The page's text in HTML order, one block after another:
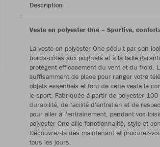
Description
Veste en polyester One – Sportive,
La veste en polyester One séduit par son
bords-côtes aux poignets et à la taille
protègent efficacement du vent et du froid.
suffisamment de place pour ranger votre
objets essentiels et font de cette veste le
le sport. Fabriquée à partir de polyester
durabilité, de facilité d'entretien et de
pour aller à l'entraînement, pendant vos
polyester One allie fonctionnalité, style et
Découvrez-la dès maintenant et procurez-
tous les jours.